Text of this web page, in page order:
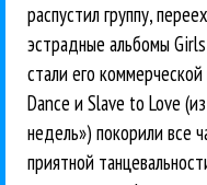
распустил группу,
эстрадные альбомы
стали его
Dance и Slave to Love
недель») покорили все
приятной